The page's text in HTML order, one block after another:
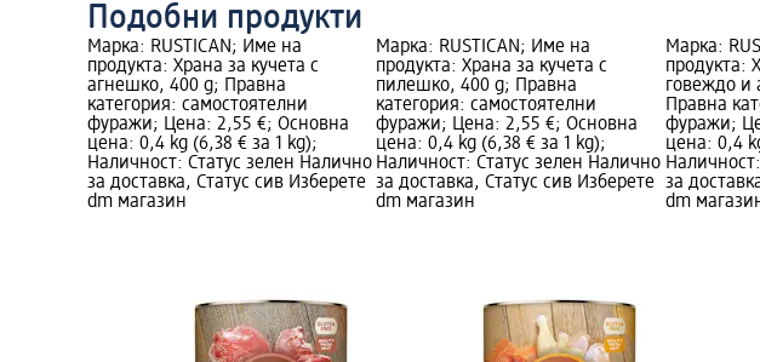
Подобни продукти
Марка: RUSTICAN; Име на
продукта: Храна за кучета с
агнешко, 400 g; Правна
категория: самостоятелни
фуражи; Цена: 2,55 €; Основна
цена: 0,4 kg (6,38 € за 1 kg);
Наличност: Статус зелен Налично
за доставка, Статус сив Изберете
dm магазин
Марка: RUSTICAN; Име на
продукта: Храна за кучета с
пилешко, 400 g; Правна
категория: самостоятелни
фуражи; Цена: 2,55 €; Основна
цена: 0,4 kg (6,38 € за 1 kg);
Наличност: Статус зелен Налично
за доставка, Статус сив Изберете
dm магазин
Марка:
продукта:
говеждо и
Правна
фуражи;
цена: 0,4
за
dm